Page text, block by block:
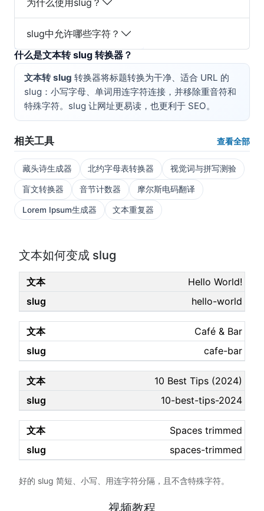
slug中允许哪些字符？
什么是文本转 slug 转换器？
文本转 slug 转换器将标题转换为干净、适合 URL 的
slug：小写字母、单词用连字符连接，并移除重音符和
特殊字符。slug 让网址更易读，也更利于 SEO。
相关工具 查看全部
藏头诗生成器 北约字母表转换器 视觉词与拼写测验
盲文转换器 音节计数器 摩尔斯电码翻译
Lorem Ipsum生成器 文本重复器
文本如何变成 slug
Hello World!
hello-world
Café & Bar
cafe-bar
10 Best Tips (2024)
10-best-tips-2024
Spaces trimmed
spaces-trimmed
好的 slug 简短、小写、用连字符分隔，且不含特殊字符。